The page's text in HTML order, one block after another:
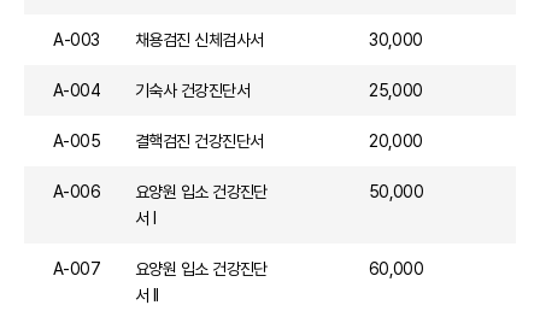
A-003 채용검진 신체검사서 30,000
A-004 기숙사 건강진단서 25,000
A-005 결핵검진 건강진단서 20,000
A-006
요양원 입소 건강진단
서 I
50,000
A-007
요양원 입소 건강진단
서 II
60,000